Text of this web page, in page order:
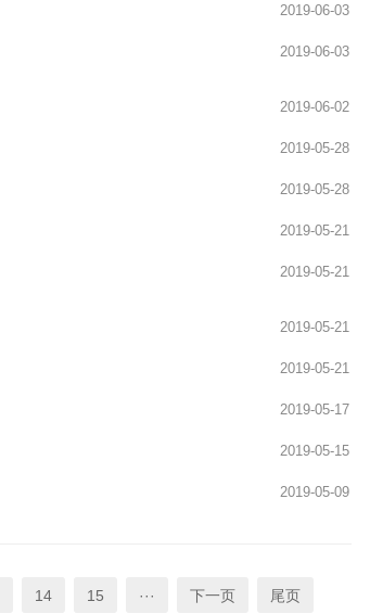
2019-06-03
2019-06-03
2019-06-02
2019-05-28
2019-05-28
2019-05-21
2019-05-21
2019-05-21
2019-05-21
2019-05-17
2019-05-15
2019-05-09
14 15 ··· 下一页 尾页